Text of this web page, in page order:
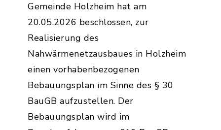
Gemeinde Holzheim hat am
20.05.2026 beschlossen, zur
Realisierung des
Nahwärmenetzausbaues in Holzheim
einen vorhabenbezogenen
Bebauungsplan im Sinne des § 30
BauGB aufzustellen. Der
Bebauungsplan wird im